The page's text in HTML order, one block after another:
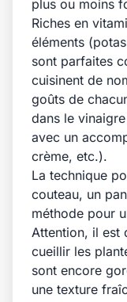
plus ou moins
Riches en
éléments
sont parfaites
cuisinent de
goûts de
dans le
avec un
crème, etc.).
La technique
couteau, un
méthode pour
Attention, il est
cueillir les
sont encore
une texture